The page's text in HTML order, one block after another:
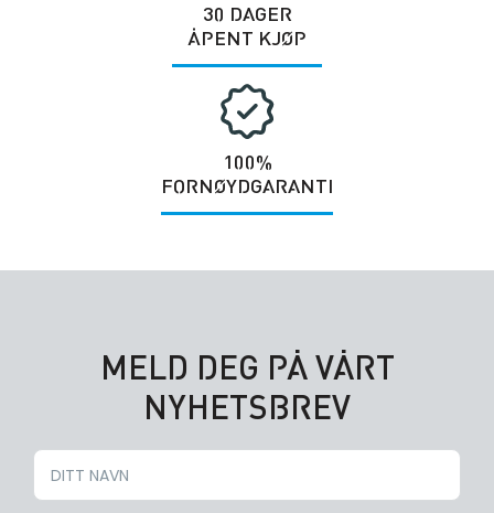
30 DAGER
ÅPENT KJØP
100%
FORNØYDGARANTI
MELD DEG PÅ VÅRT
NYHETSBREV